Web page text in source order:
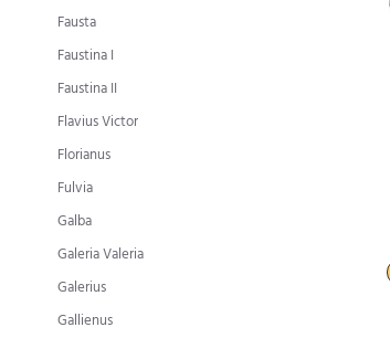
Fausta
Faustina I
Faustina II
Flavius Victor
Florianus
Fulvia
Galba
Galeria Valeria
Galerius
Gallienus